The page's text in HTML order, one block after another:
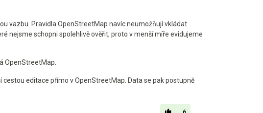
vazbu. Pravidla OpenStreetMap navíc neumožňují vkládat
nejsme schopni spolehlivě ověřit, proto v menší míře evidujeme
OpenStreetMap.
editace přímo v OpenStreetMap. Data se pak postupně